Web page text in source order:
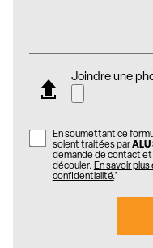
Joindre une
En soumettant ce
soient traitées parALU
demande de contact et
découler. En savoir
confidentialité.*